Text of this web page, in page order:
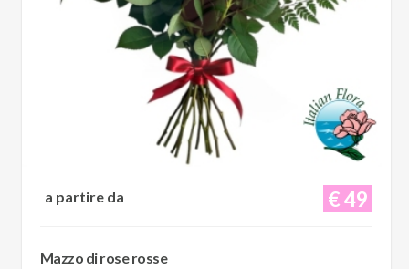
€ 49
a partire da
Mazzo di rose rosse